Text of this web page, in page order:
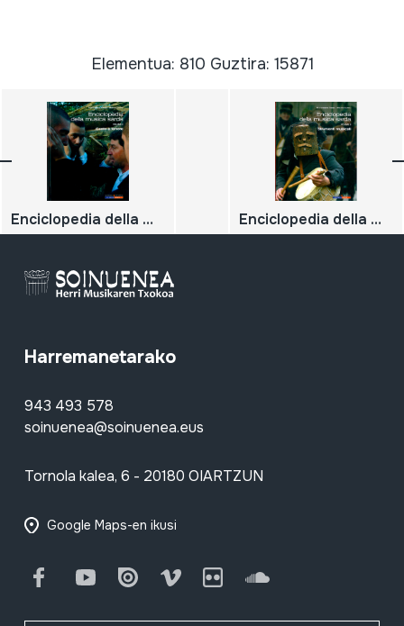
Elementua: 810 Guztira: 15871
Enciclopedia della musica sarda. Volume 2. Canto a tenore; Enciclopedia della musica sarda. Volume 8. Strumenti musicali;
Harremanetarako
943 493 578
soinuenea@soinuenea.eus
Tornola kalea, 6 - 20180 OIARTZUN
Google Maps-en ikusi
FacebookYoutube Issuu Vimeo Flickr SoundCloud